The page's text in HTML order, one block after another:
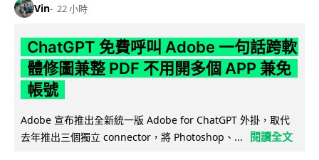
Vin 22 小時
ChatGPT 免費呼叫 Adobe 一句話跨軟
體修圖兼整 PDF 不用開多個 APP 兼免
帳號
Adobe 宣布推出全新統一版 Adobe for ChatGPT 外掛，取代
去年推出三個獨立 connector，將 Photoshop、...
閱讀全文